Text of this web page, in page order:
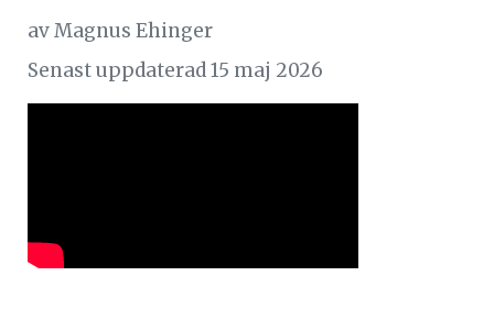
avMagnus Ehinger
Senast uppdaterad 15 maj 2026